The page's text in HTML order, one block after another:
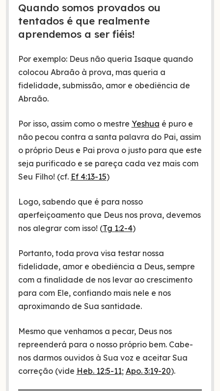
Quando somos provados ou
tentados é que realmente
aprendemos a ser fiéis!
Por exemplo: Deus não queria Isaque quando
colocou Abraão à prova, mas queria a
fidelidade, submissão, amor e obediência de
Abraão.
Por isso, assim como o mestre Yeshua é puro e
não pecou contra a santa palavra do Pai, assim
o próprio Deus e Pai prova o justo para que este
seja purificado e se pareça cada vez mais com
Seu Filho! (cf. Ef 4:13-15)
Logo, sabendo que é para nosso
aperfeiçoamento que Deus nos prova, devemos
nos alegrar com isso! (Tg 1:2-4)
Portanto, toda prova visa testar nossa
fidelidade, amor e obediência a Deus, sempre
com a finalidade de nos levar ao crescimento
para com Ele, confiando mais nele e nos
aproximando de Sua santidade.
Mesmo que venhamos a pecar, Deus nos
repreenderá para o nosso próprio bem. Cabe-
nos darmos ouvidos à Sua voz e aceitar Sua
correção (vide Heb. 12:5-11; Apo. 3:19-20).